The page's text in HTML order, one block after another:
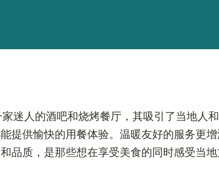
迷人的酒吧和烧烤餐厅，其吸引了当地人
提供愉快的用餐体验。温暖友好的服务更
质，是那些想在享受美食的同时感受当地